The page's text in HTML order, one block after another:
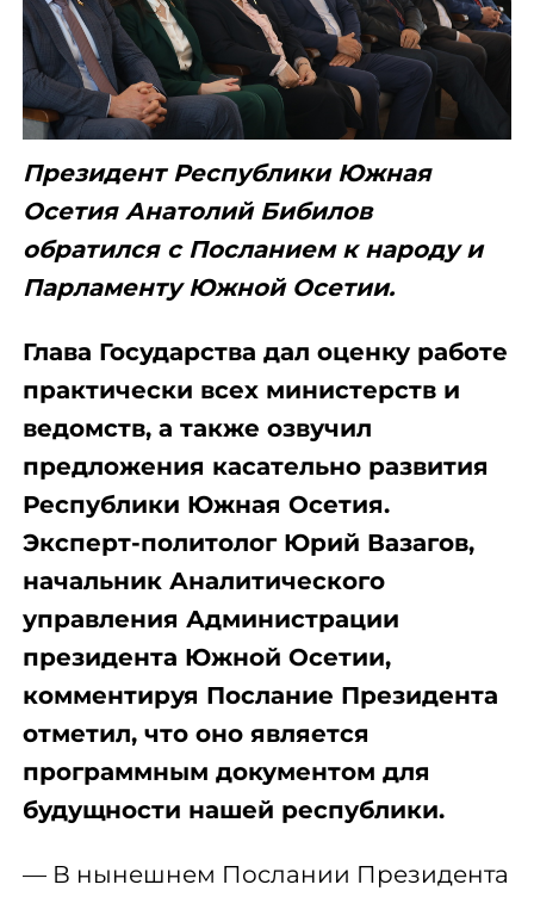
Президент Республики Южная
Осетия Анатолий Бибилов
обратился с Посланием к народу и
Парламенту Южной Осетии.
Глава Государства дал оценку работе
практически всех министерств и
ведомств, а также озвучил
предложения касательно развития
Республики Южная Осетия.
Эксперт-политолог Юрий Вазагов,
начальник Аналитического
управления Администрации
президента Южной Осетии,
комментируя Послание Президента
отметил, что оно является
программным документом для
будущности нашей республики.
— В нынешнем Послании Президента